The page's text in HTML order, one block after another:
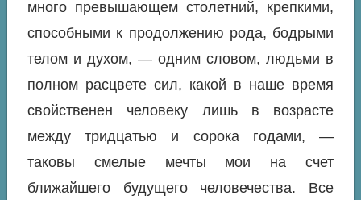
много превышающем столетний, крепкими,
способными к продолжению рода, бодрыми
телом и духом, — одним словом, людьми в
полном расцвете сил, какой в наше время
свойственен человеку лишь в возрасте
между тридцатью и сорока годами, —
таковы смелые мечты мои на счет
ближайшего будущего человечества. Все